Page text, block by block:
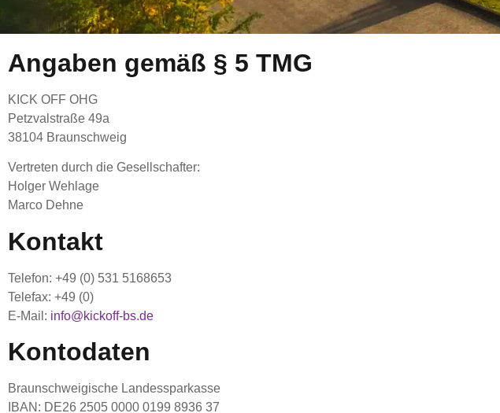
Angaben gemäß § 5 TMG
KICK OFF OHG
Petzvalstraße 49a
38104 Braunschweig
Vertreten durch die Gesellschafter:
Holger Wehlage
Marco Dehne
Kontakt
Telefon: +49 (0) 531 5168653
Telefax: +49 (0)
E-Mail: info@kickoff-bs.de
Kontodaten
Braunschweigische Landessparkasse
IBAN: DE26 2505 0000 0199 8936 37